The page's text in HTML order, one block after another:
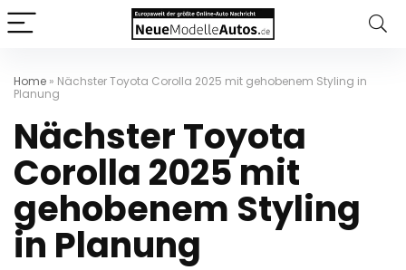
Home » Nächster Toyota Corolla 2025 mit gehobenem Styling in
Planung
Nächster Toyota
Corolla 2025 mit
gehobenem Styling
in Planung